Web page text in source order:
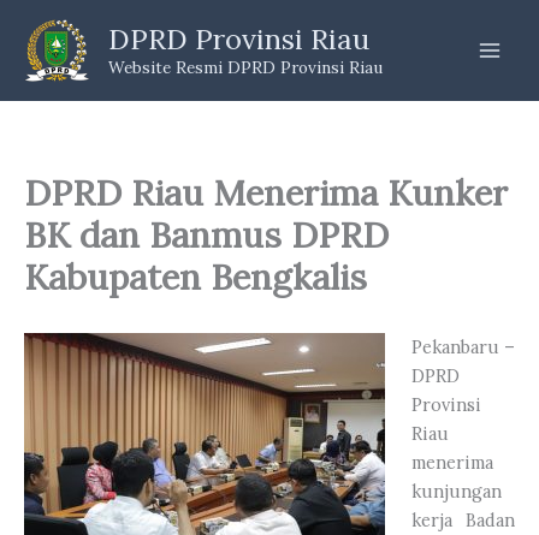
content
DPRD Provinsi Riau
Website Resmi DPRD Provinsi Riau
DPRD Riau Menerima Kunker
BK dan Banmus DPRD
Kabupaten Bengkalis
Pekanbaru –
DPRD
Provinsi
Riau
menerima
kunjungan
kerja Badan